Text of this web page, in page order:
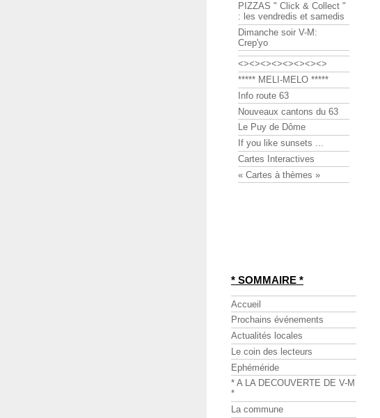
PIZZAS " Click & Collect "
: les vendredis et samedis
Dimanche soir V-M:
Crep'yo
<><><><><><><><>
***** MELI-MELO *****
Info route 63
Nouveaux cantons du 63
Le Puy de Dôme
If you like sunsets ...
Cartes Interactives
« Cartes à thèmes »
* SOMMAIRE *
Accueil
Prochains événements
Actualités locales
Le coin des lecteurs
Ephéméride
* A LA DECOUVERTE DE V-M
*
La commune